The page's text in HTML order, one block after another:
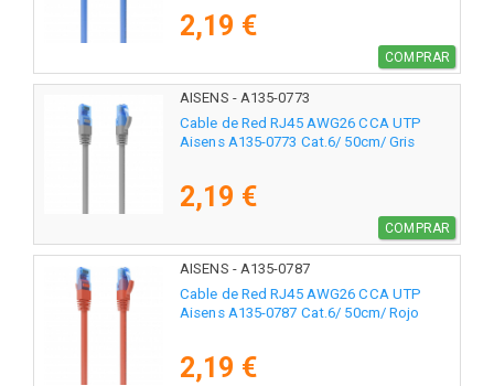
2,19 €
COMPRAR
AISENS - A135-0773
Cable de Red RJ45 AWG26 CCA UTP
Aisens A135-0773 Cat.6/ 50cm/ Gris
2,19 €
COMPRAR
AISENS - A135-0787
Cable de Red RJ45 AWG26 CCA UTP
Aisens A135-0787 Cat.6/ 50cm/ Rojo
2,19 €